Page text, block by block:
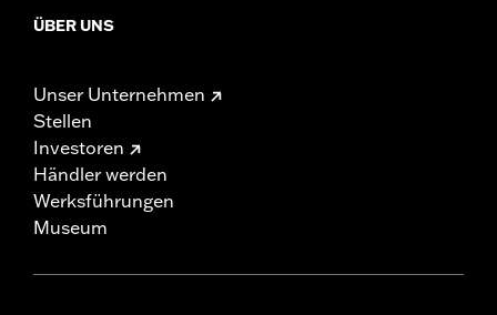
ÜBER UNS
Unser Unternehmen
Stellen
Investoren
Händler werden
Werksführungen
Museum